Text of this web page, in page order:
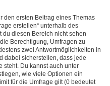
den ersten Beitrag eines Themas
erstellen“ unterhalb des
du diesen Bereich nicht sehen
Berechtigung, Umfragen zu
zwei Antwortmöglichkeiten in
dabei sicherstellen, dass jede
steht. Du kannst auch unter
wie viele Optionen ein
für die Umfrage gilt (0 bedeutet